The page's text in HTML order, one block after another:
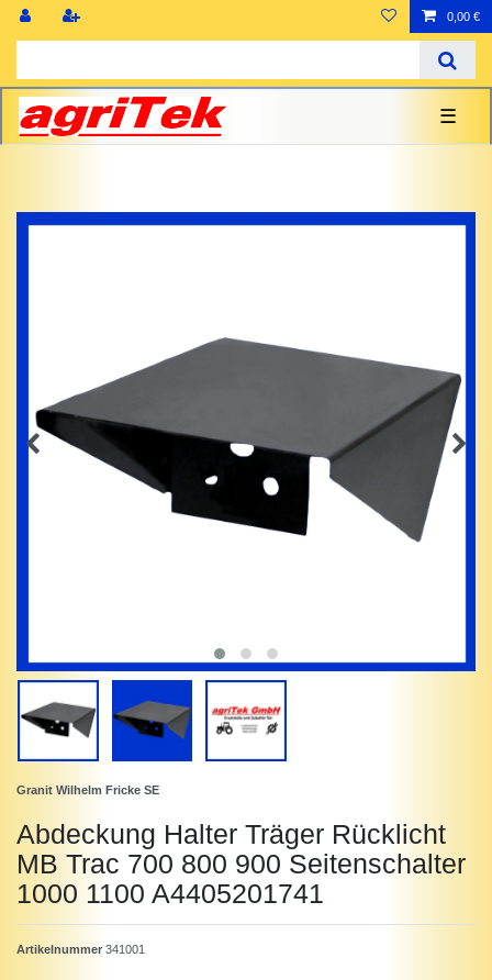
0,00 €
☰
Granit Wilhelm Fricke SE
Abdeckung Halter Träger Rücklicht
MB Trac 700 800 900 Seitenschalter
1000 1100 A4405201741
Artikelnummer 341001